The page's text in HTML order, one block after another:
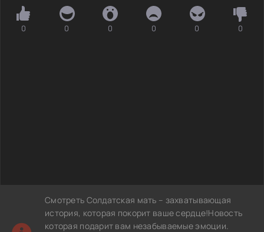
0 0 0 0 0 0
Смотреть Солдатская мать – захватывающая
история, которая покорит ваше сердце!Новость
которая подарит вам незабываемые эмоции.